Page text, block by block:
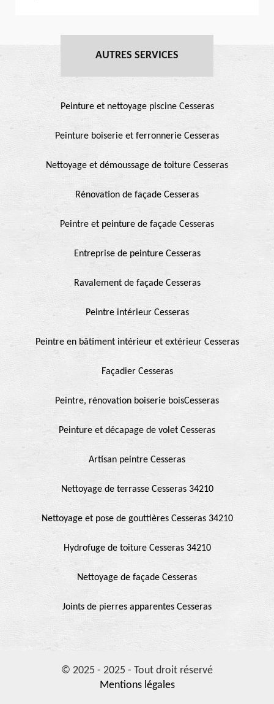
AUTRES SERVICES
Peinture et nettoyage piscine Cesseras
Peinture boiserie et ferronnerie Cesseras
Nettoyage et démoussage de toiture Cesseras
Rénovation de façade Cesseras
Peintre et peinture de façade Cesseras
Entreprise de peinture Cesseras
Ravalement de façade Cesseras
Peintre intérieur Cesseras
Peintre en bâtiment intérieur et extérieur Cesseras
Façadier Cesseras
Peintre, rénovation boiserie boisCesseras
Peinture et décapage de volet Cesseras
Artisan peintre Cesseras
Nettoyage de terrasse Cesseras 34210
Nettoyage et pose de gouttières Cesseras 34210
Hydrofuge de toiture Cesseras 34210
Nettoyage de façade Cesseras
Joints de pierres apparentes Cesseras
© 2025 - 2025 - Tout droit réservé
Mentions légales